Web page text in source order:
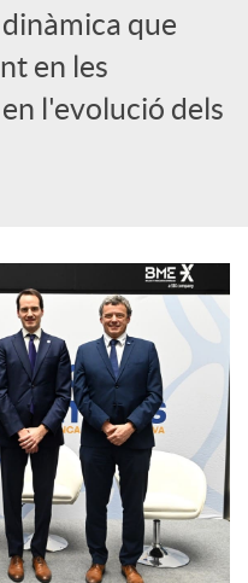
que
en les
l'evolució dels